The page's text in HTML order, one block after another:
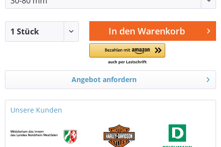
In den Warenkorb
Angebot anfordern
Unsere Kunden